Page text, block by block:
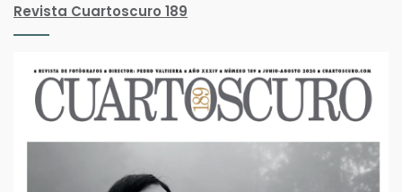
Revista Cuartoscuro 189